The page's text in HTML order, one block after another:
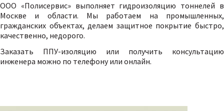
ООО «Полисервис» выполняет гидроизоляцию тоннелей в
Москве и области. Мы работаем на промышленных,
гражданских объектах, делаем защитное покрытие быстро,
качественно, недорого.
Заказать ППУ-изоляцию или получить консультацию
инженера можно по телефону или онлайн.